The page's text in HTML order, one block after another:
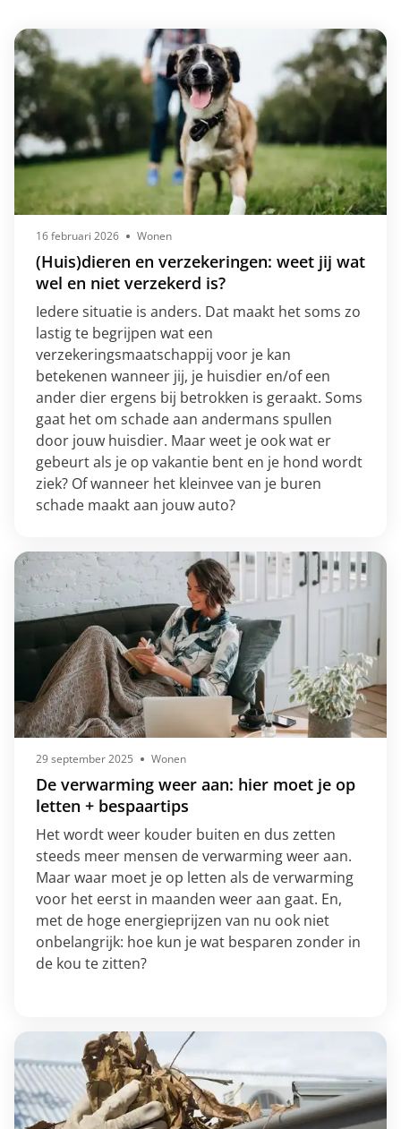
(Huis)dieren en verzekeringen: weet jij wat
wel en niet verzekerd is?
16 februari 2026 Wonen
Iedere situatie is anders. Dat maakt het soms zo
lastig te begrijpen wat een
verzekeringsmaatschappij voor je kan
betekenen wanneer jij, je huisdier en/of een
ander dier ergens bij betrokken is geraakt. Soms
gaat het om schade aan andermans spullen
door jouw huisdier. Maar weet je ook wat er
gebeurt als je op vakantie bent en je hond wordt
ziek? Of wanneer het kleinvee van je buren
schade maakt aan jouw auto?
De verwarming weer aan: hier moet je op
letten + bespaartips
29 september 2025 Wonen
Het wordt weer kouder buiten en dus zetten
steeds meer mensen de verwarming weer aan.
Maar waar moet je op letten als de verwarming
voor het eerst in maanden weer aan gaat. En,
met de hoge energieprijzen van nu ook niet
onbelangrijk: hoe kun je wat besparen zonder in
de kou te zitten?